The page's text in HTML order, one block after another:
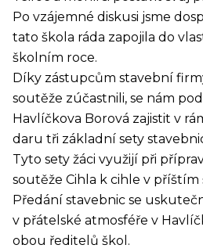
Po vzájemné diskusi jsme
tato škola ráda zapojila do
školním roce.
Díky zástupcům stavební
soutěže zúčastnili, se nám
Havlíčkova Borová zajistit v
daru tři základní sety
Tyto sety žáci využijí při
soutěže Cihla k cihle v
Předání stavebnic se
v přátelské atmosféře v
obou ředitelů škol.